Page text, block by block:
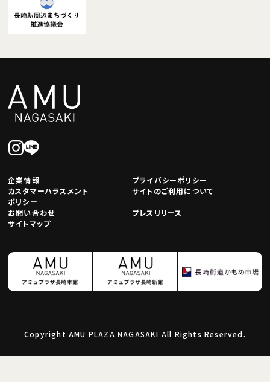
企業情報
プライバシーポリシー
カスタマーハラスメント
ポリシー
サイトのご利用について
お問い合わせ
プレスリリース
サイトマップ
Copyright AMU PLAZA NAGASAKI All Rights Reserved.